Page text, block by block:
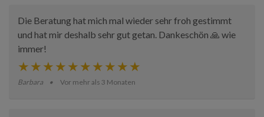
Die Beratung hat mich mal wieder sehr froh gestimmt
und hat mir deshalb sehr gut getan. Dankeschön 🙏 wie
immer!
Barbara Vor mehr als 3 Monaten